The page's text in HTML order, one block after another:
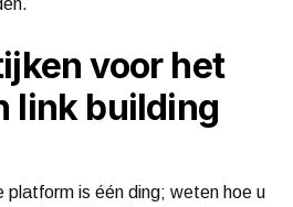
voor het
link building
platform is één ding; weten hoe u